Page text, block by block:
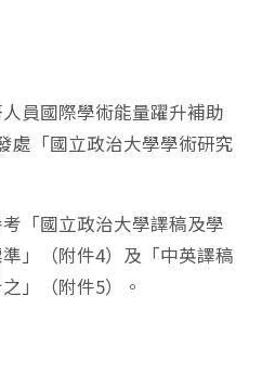
員國際學術能量躍升補助
處「國立政治大學學術研究
「國立政治大學譯稿及學
」（附件4）及「中英譯稿
」（附件5）。